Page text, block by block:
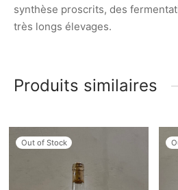
synthèse proscrits, des
très longs élevages.
Produits similaires
Out of Stock